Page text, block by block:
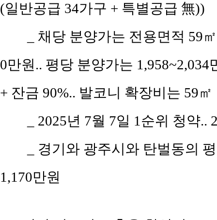
(일반공급 34가구 + 특별공급 無))
_ 채당 분양가는 전용면적 59
0만원.. 평당 분양가는
+ 잔금 90%.. 발코니 확장비는 59㎡
_ 2025년 7월 7일 1순위 청약
_ 경기와 광주시와 탄벌동의
1,170만원